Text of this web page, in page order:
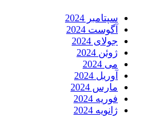
سپتامبر 2024
آگوست 2024
جولای 2024
ژوئن 2024
می 2024
آوریل 2024
مارس 2024
فوریه 2024
ژانویه 2024